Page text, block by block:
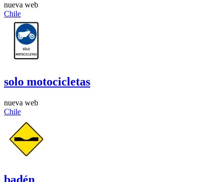
nueva web
Chile
solo motocicletas
nueva web
Chile